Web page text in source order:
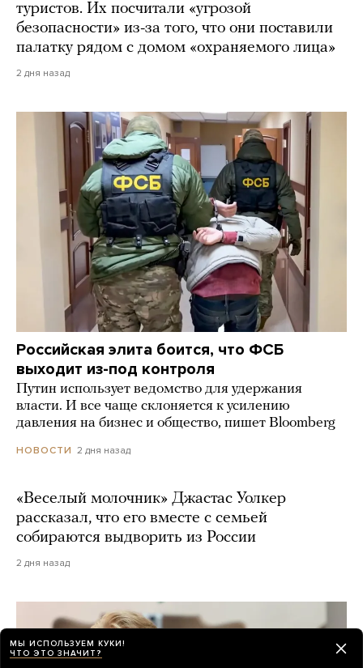
туристов. Их посчитали «угрозой
безопасности» из-за того, что они поставили
палатку рядом с домом «охраняемого лица»
2 дня назад
Российская элита боится, что ФСБ
выходит из-под контроля
Путин использует ведомство для удержания
власти. И все чаще склоняется к усилению
давления на бизнес и общество, пишет Bloomberg
НОВОСТИ 2 дня назад
«Веселый молочник» Джастас Уолкер
рассказал, что его вместе с семьей
собираются выдворить из России
2 дня назад
МЫ ИСПОЛЬЗУЕМ КУКИ!
ЧТО ЭТО ЗНАЧИТ?